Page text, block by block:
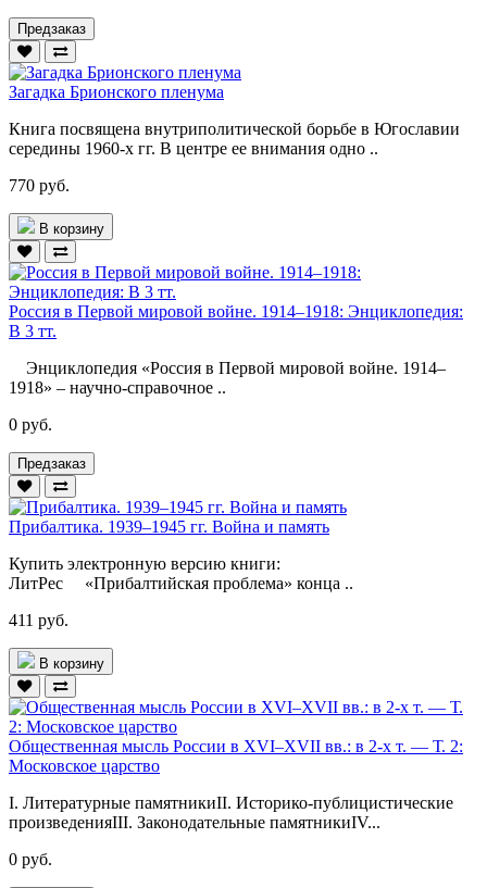
Предзаказ
Загадка Брионского пленума
Книга посвящена внутриполитической борьбе в Югославии
середины 1960-х гг. В центре ее внимания одно ..
770 руб.
В корзину
Россия в Первой мировой войне. 1914–1918: Энциклопедия:
В 3 тт.
Энциклопедия «Россия в Первой мировой войне. 1914–
1918» – научно-справочное ..
0 руб.
Предзаказ
Прибалтика. 1939–1945 гг. Война и память
Купить электронную версию книги:
ЛитРес «Прибалтийская проблема» конца ..
411 руб.
В корзину
Общественная мысль России в ХVI–ХVII вв.: в 2-х т. — Т. 2:
Московское царство
I. Литературные памятникиII. Историко-публицистические
произведенияIII. Законодательные памятникиIV...
0 руб.